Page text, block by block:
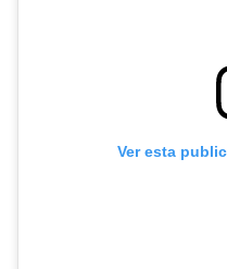
Ver esta